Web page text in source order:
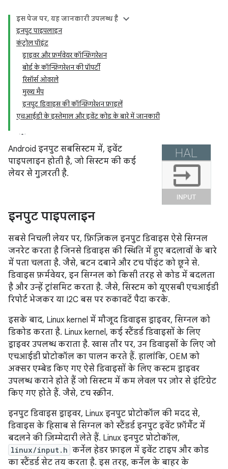
इस पेज पर, यह जानकारी उपलब्ध है
इनपुट पाइपलाइन
कंट्रोल पॉइंट
ड्राइवर और फ़र्मवेयर कॉन्फ़िगरेशन
बोर्ड के कॉन्फ़िगरेशन की प्रॉपर्टी
रिसॉर्स ओवरले
मुख्य मैप
इनपुट डिवाइस की कॉन्फ़िगरेशन फ़ाइलें
एचआईडी के इस्तेमाल और इवेंट कोड के बारे में जानकारी
Android इनपुट सबसिस्टम में, इवेंट
पाइपलाइन होती है, जो सिस्टम की कई
लेयर से गुज़रती है.
इनपुट पाइपलाइन
सबसे निचली लेयर पर, फ़िज़िकल इनपुट डिवाइस ऐसे सिग्नल
जनरेट करता है जिनसे डिवाइस की स्थिति में हुए बदलावों के बारे
में पता चलता है. जैसे, बटन दबाने और टच पॉइंट को छूने से.
डिवाइस फ़र्मवेयर, इन सिग्नल को किसी तरह से कोड में बदलता
है और उन्हें ट्रांसमिट करता है. जैसे, सिस्टम को यूएसबी एचआईडी
रिपोर्ट भेजकर या I2C बस पर रुकावटें पैदा करके.
इसके बाद, Linux kernel में मौजूद डिवाइस ड्राइवर, सिग्नल को
डिकोड करता है. Linux kernel, कई स्टैंडर्ड डिवाइसों के लिए
ड्राइवर उपलब्ध कराता है. खास तौर पर, उन डिवाइसों के लिए जो
एचआईडी प्रोटोकॉल का पालन करते हैं. हालांकि, OEM को
अक्सर एम्बेड किए गए ऐसे डिवाइसों के लिए कस्टम ड्राइवर
उपलब्ध कराने होते हैं जो सिस्टम में कम लेवल पर ज़ोर से इंटिग्रेट
किए गए होते हैं. जैसे, टच स्क्रीन.
इनपुट डिवाइस ड्राइवर, Linux इनपुट प्रोटोकॉल की मदद से,
डिवाइस के हिसाब से सिग्नल को स्टैंडर्ड इनपुट इवेंट फ़ॉर्मैट में
बदलने की ज़िम्मेदारी लेते हैं. Linux इनपुट प्रोटोकॉल,
linux/input.h कर्नेल हेडर फ़ाइल में इवेंट टाइप और कोड
का स्टैंडर्ड सेट तय करता है. इस तरह, कर्नेल के बाहर के